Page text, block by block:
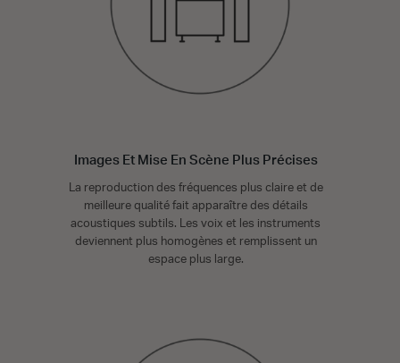
Images Et Mise En Scène Plus Précises
La reproduction des fréquences plus claire et de
meilleure qualité fait apparaître des détails
acoustiques subtils. Les voix et les instruments
deviennent plus homogènes et remplissent un
espace plus large.